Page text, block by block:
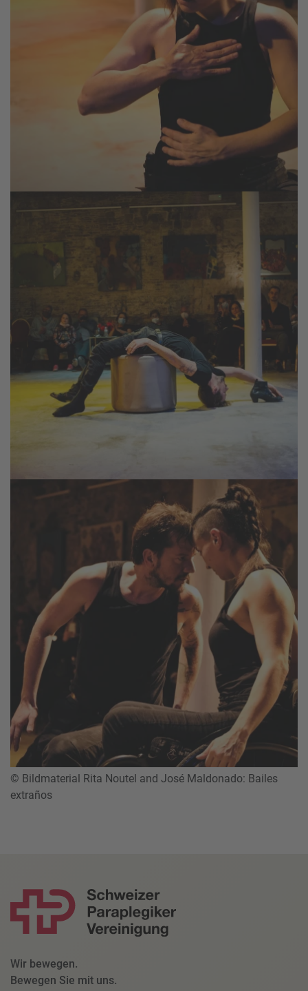
© Bildmaterial Rita Noutel and José Maldonado: Bailes
extraños
Wir bewegen.
Bewegen Sie mit uns.